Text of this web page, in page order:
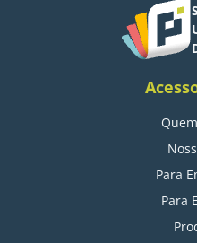
Para
Para